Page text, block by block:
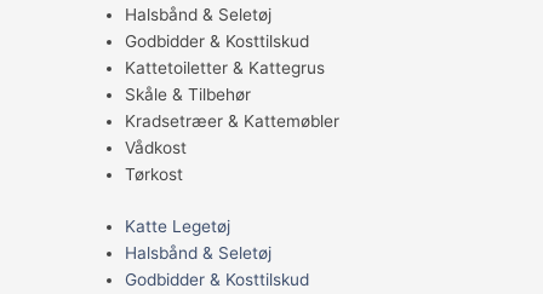
Halsbånd & Seletøj
Godbidder & Kosttilskud
Kattetoiletter & Kattegrus
Skåle & Tilbehør
Kradsetræer & Kattemøbler
Vådkost
Tørkost
Katte Legetøj
Halsbånd & Seletøj
Godbidder & Kosttilskud